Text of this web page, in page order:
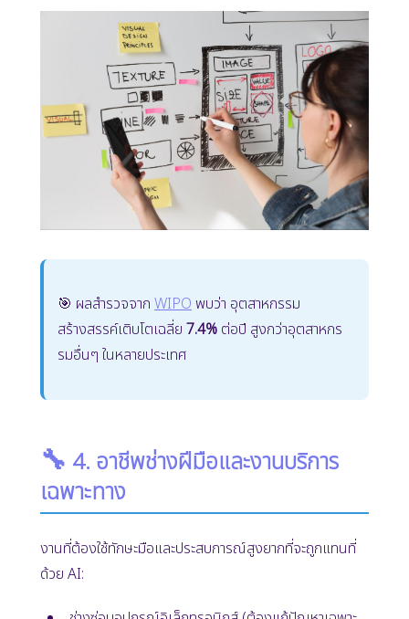
🎯 ผลสำรวจจาก WIPOพบว่า อุตสาหกรรม
สร้างสรรค์เติบโตเฉลี่ย 7.4% ต่อปี สูงกว่าอุตสาหกร
รมอื่นๆ ในหลายประเทศ
🔧 4. อาชีพช่างฝีมือและงานบริการ
เฉพาะทาง
งานที่ต้องใช้ทักษะมือและประสบการณ์สูงยากที่จะถูกแทนที่
ด้วย AI: